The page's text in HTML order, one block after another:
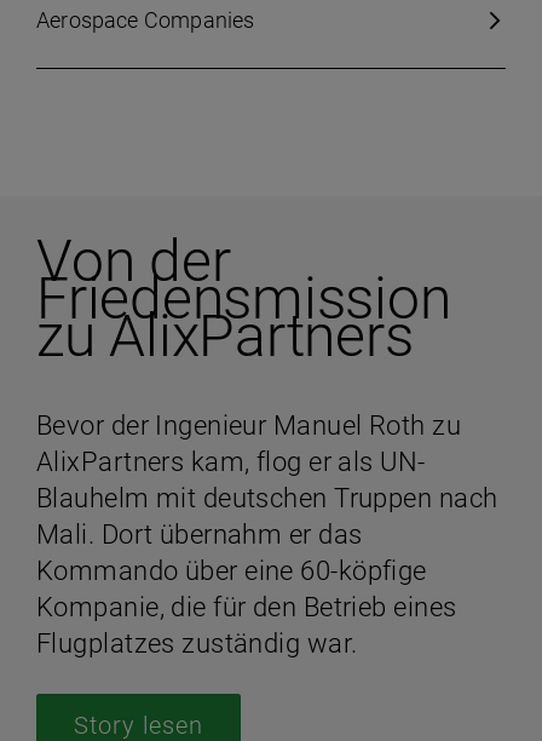
Aerospace Companies
Von der
Friedensmission
zu AlixPartners
Bevor der Ingenieur Manuel Roth zu
AlixPartners kam, flog er als UN-
Blauhelm mit deutschen Truppen nach
Mali. Dort übernahm er das
Kommando über eine 60-köpfige
Kompanie, die für den Betrieb eines
Flugplatzes zuständig war.
Story lesen